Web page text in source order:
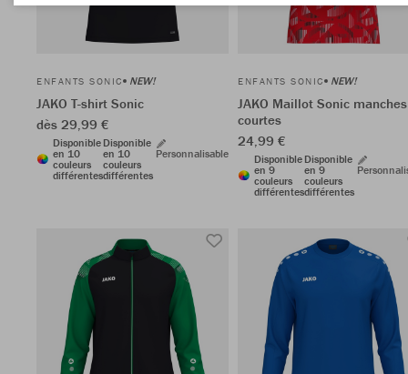
ENFANTS SONIC NEW!
JAKO T-shirt Sonic
dès 29,99 €
Disponible
en 10
couleurs
différentes
Disponible
en 10
couleurs
différentes
Personnalisable
ENFANTS SONIC NEW!
JAKO Maillot Sonic manches
courtes
24,99 €
Disponible
en 9
couleurs
différentes
Disponible
en 9
couleurs
différentes